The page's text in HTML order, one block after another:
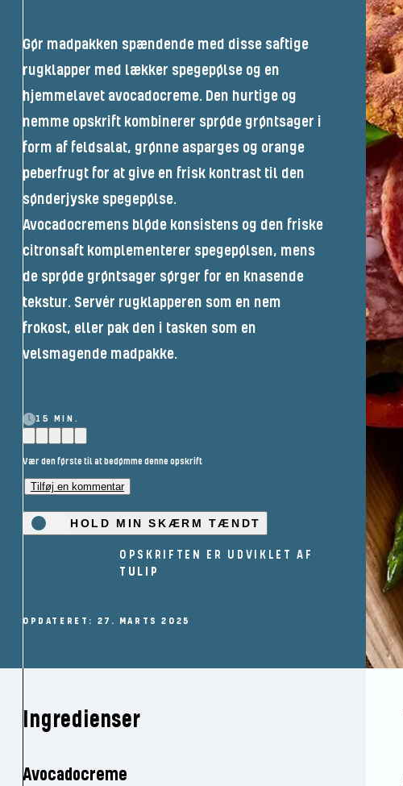
Gør madpakken spændende med disse saftige
rugklapper med lækker spegepølse og en
hjemmelavet avocadocreme. Den hurtige og
nemme opskrift kombinerer sprøde grøntsager i
form af feldsalat, grønne asparges og orange
peberfrugt for at give en frisk kontrast til den
sønderjyske spegepølse.
Avocadocremens bløde konsistens og den friske
citronsaft komplementerer spegepølsen, mens
de sprøde grøntsager sørger for en knasende
tekstur. Servér rugklapperen som en nem
frokost, eller pak den i tasken som en
velsmagende madpakke.
15 MIN.
Vær den første til at bedømme denne opskrift
Tilføj en kommentar
HOLD MIN SKÆRM TÆNDT
OPSKRIFTEN ER UDVIKLET AF
TULIP
OPDATERET: 27. MARTS 2025
Ingredienser
Avocadocreme